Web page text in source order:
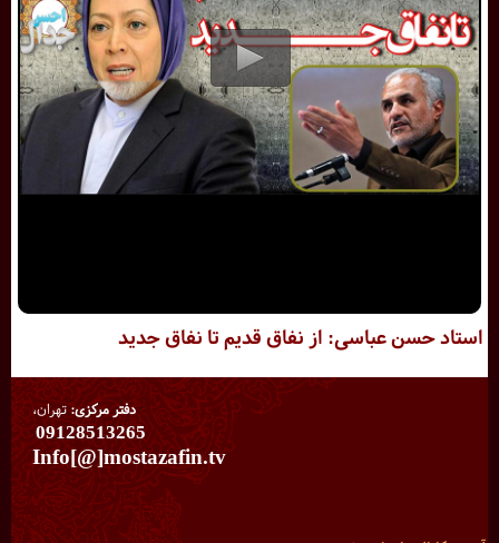
استاد حسن عباسی: از نفاق قدیم تا نفاق جدید
دفتر مرکزی:تهران،
09128513265
Info[@]mostazafin.tv